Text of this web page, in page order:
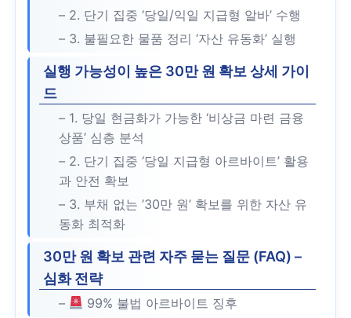
– 2. 단기 집중 ‘당일/익일 지급형 알바’ 수행
– 3. 불필요한 물품 정리 ‘자산 유동화’ 실행
실행 가능성이 높은 30만 원 확보 상세 가이
드
– 1. 당일 현금화가 가능한 ‘비상금 마련 금융
상품’ 심층 분석
– 2. 단기 집중 ‘당일 지급형 아르바이트’ 활용
과 안전 확보
– 3. 부채 없는 ’30만 원’ 확보를 위한 자산 유
동화 최적화
30만 원 확보 관련 자주 묻는 질문 (FAQ) –
심화 전략
– 99% 불법 아르바이트 징후